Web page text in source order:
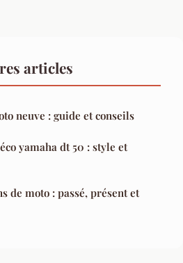
articles
neuve : guide et conseils
yamaha dt 50 : style et
de moto : passé, présent et